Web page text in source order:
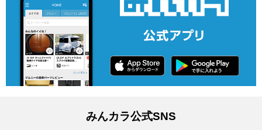
みんカラ公式SNS